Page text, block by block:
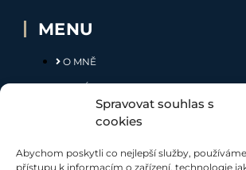
Spravovat souhlas s
cookies
Abychom poskytli co nejlepší služby,
přístupu k informacím o zařízení, technologie
MENU
O MNĚ
NABÍDKA
MOJE SLUŽBY